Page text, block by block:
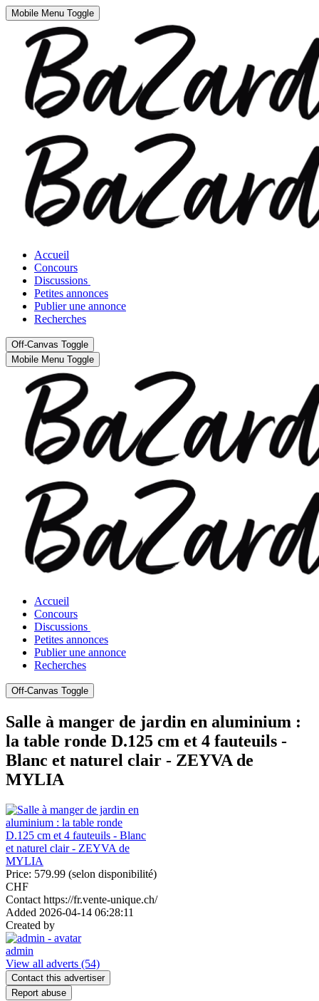
Mobile Menu Toggle
Accueil
Concours
Discussions
Petites annonces
Publier une annonce
Recherches
Off-Canvas Toggle
Mobile Menu Toggle
Accueil
Concours
Discussions
Petites annonces
Publier une annonce
Recherches
Off-Canvas Toggle
Salle à manger de jardin en aluminium :
la table ronde D.125 cm et 4 fauteuils -
Blanc et naturel clair - ZEYVA de
MYLIA
Price: 579.99 (selon disponibilité)
CHF
Contact https://fr.vente-unique.ch/
Added 2026-04-14 06:28:11
Created by
admin
View all adverts (54)
Contact this advertiser
Report abuse